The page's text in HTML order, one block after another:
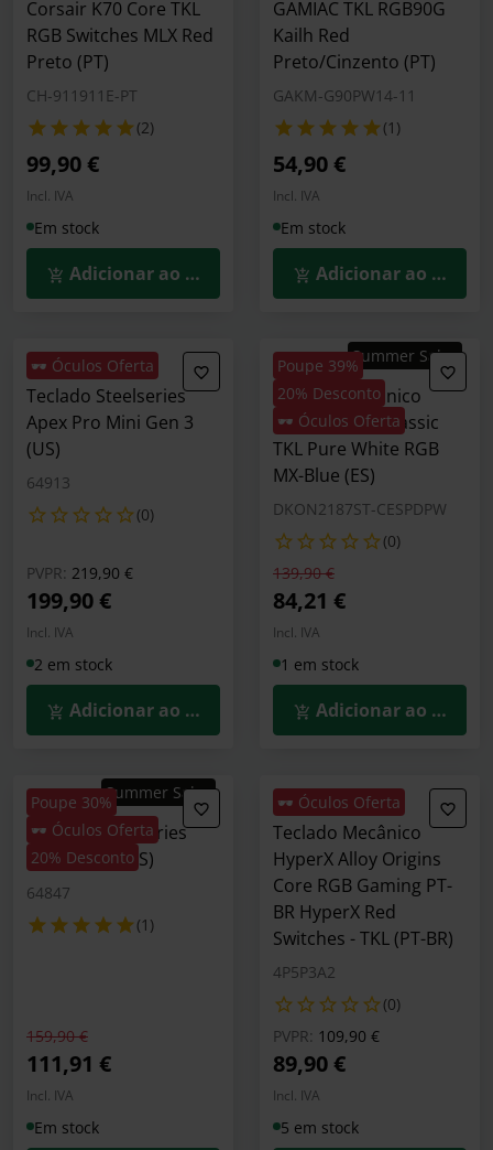
Corsair K70 Core TKL
RGB Switches MLX Red
Preto (PT)
CH-911911E-PT
(2)
99,90 €
Incl. IVA
Em stock
Adicionar ao Carrinho
GAMIAC TKL RGB90G
Kailh Red
Preto/Cinzento (PT)
GAKM-G90PW14-11
(1)
54,90 €
Incl. IVA
Em stock
Adicionar ao
🕶️ Óculos Oferta
Teclado Steelseries
Apex Pro Mini Gen 3
(US)
64913
(0)
PVPR: Preço reduzido de
219,90 €para
199,90 €
Incl. IVA
2 em stock
Adicionar ao Carrinho
Poupe 39%
20% Desconto
🕶️ Óculos Oferta
Summer Sales
Teclado Mecánico
Ducky ONE 3 Classic
TKL Pure White RGB
MX-Blue (ES)
DKON2187ST-CESPDPW
(0)
Preço reduzido de
139,90 €para
84,21 €
Incl. IVA
1 em stock
Adicionar ao
Poupe 30%
🕶️ Óculos Oferta
20% Desconto
Summer Sales
Teclado SteelSeries
Apex 9 TKL (US)
64847
(1)
Preço reduzido de
159,90 €para
111,91 €
Incl. IVA
Em stock
🕶️ Óculos Oferta
Teclado Mecânico
HyperX Alloy Origins
Core RGB Gaming PT-
BR HyperX Red
Switches - TKL (PT-BR)
4P5P3A2
(0)
PVPR: Preço reduzido de
109,90 €para
89,90 €
Incl. IVA
5 em stock